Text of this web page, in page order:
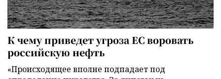
К чему приведет угроза ЕС воровать
российскую нефть
«Происходящее вполне подпадает под